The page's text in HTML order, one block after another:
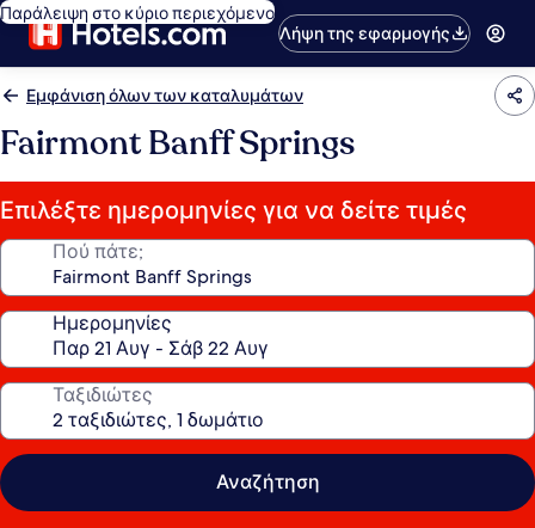
Παράλειψη στο κύριο περιεχόμενο
Λήψη της εφαρμογής
Εμφάνιση όλων των καταλυμάτων
Fairmont Banff Springs
Επιλέξτε ημερομηνίες για να δείτε τιμές
Πού πάτε;
Ημερομηνίες
Ταξιδιώτες
Αναζήτηση